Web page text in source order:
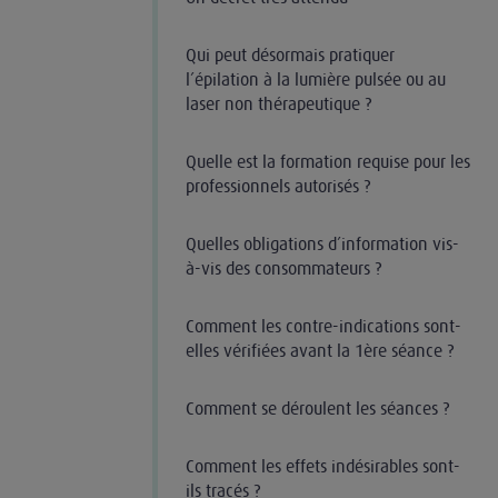
Qui peut désormais pratiquer
l’épilation à la lumière pulsée ou au
laser non thérapeutique ?
Quelle est la formation requise pour les
professionnels autorisés ?
Quelles obligations d’information vis-
à-vis des consommateurs ?
Comment les contre-indications sont-
elles vérifiées avant la 1ère séance ?
Comment se déroulent les séances ?
Comment les effets indésirables sont-
ils tracés ?